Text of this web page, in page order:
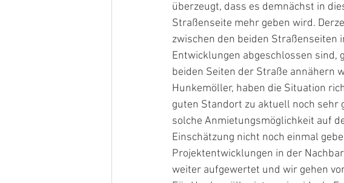
überzeugt, dass es demnächst in
Straßenseite mehr geben wird.
zwischen den beiden Straßenseiten
Entwicklungen abgeschlossen sind,
beiden Seiten der Straße annähern
Hunkemöller, haben die Situation
guten Standort zu aktuell noch
solche Anmietungsmöglichkeit auf
Einschätzung nicht noch einmal
Projektentwicklungen in der
weiter aufgewertet und wir gehen